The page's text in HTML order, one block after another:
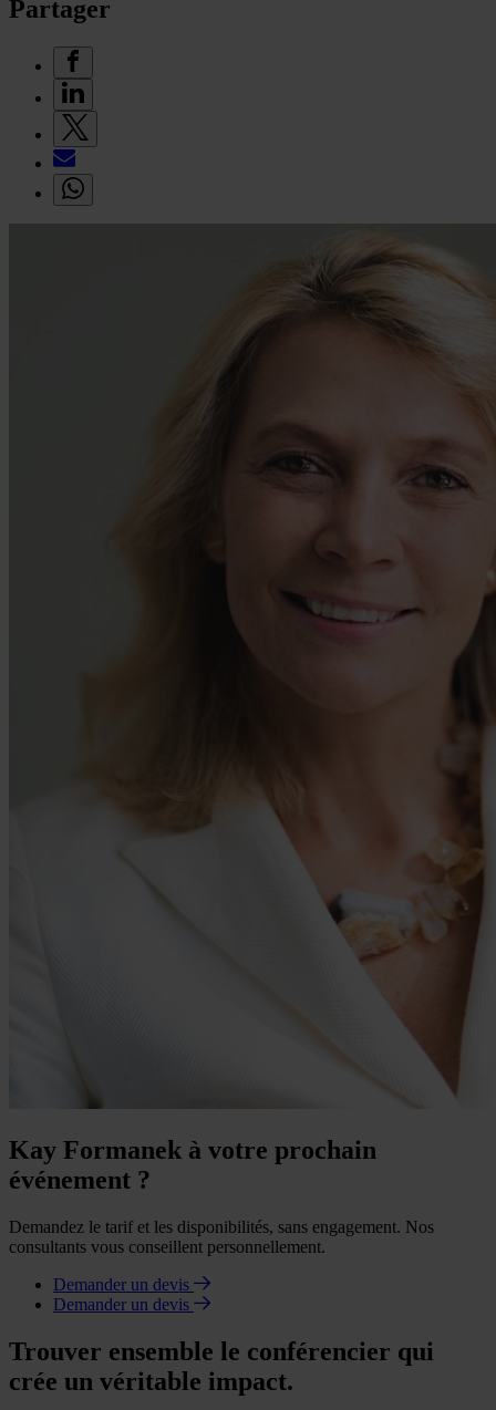
Partager
Kay Formanek à votre prochain
événement ?
Demandez le tarif et les disponibilités, sans engagement. Nos
consultants vous conseillent personnellement.
Demander un devis
Demander un devis
Trouver ensemble le conférencier qui
crée un véritable impact.